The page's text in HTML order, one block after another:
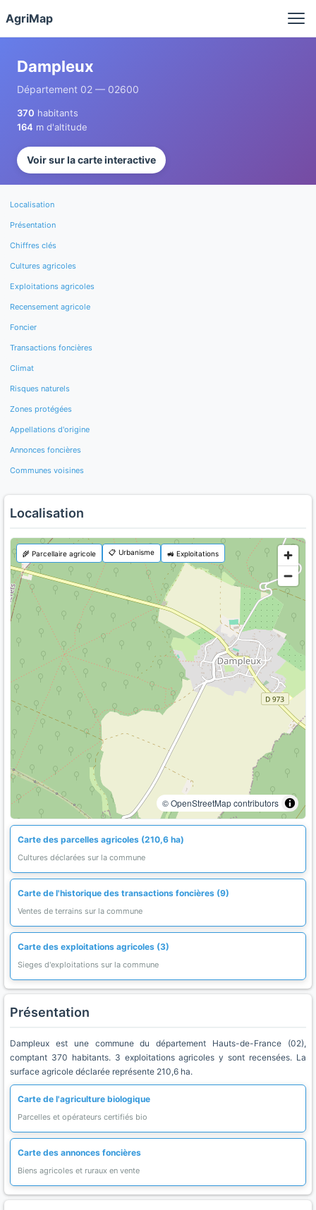
AgriMap
Dampleux
Département 02 — 02600
370 habitants
164 m d'altitude
Voir sur la carte interactive
Localisation
Présentation
Chiffres clés
Cultures agricoles
Exploitations agricoles
Recensement agricole
Foncier
Transactions foncières
Climat
Risques naturels
Zones protégées
Appellations d'origine
Annonces foncières
Communes voisines
Localisation
© OpenStreetMap contributors
🌾 Parcellaire agricole 📋 Urbanisme 🚜 Exploitations
Carte des parcelles agricoles (210,6 ha)
Cultures déclarées sur la commune
Carte de l'historique des transactions foncières (9)
Ventes de terrains sur la commune
Carte des exploitations agricoles (3)
Sieges d'exploitations sur la commune
Présentation
Dampleux est une commune du département Hauts-de-France (02),
comptant 370 habitants. 3 exploitations agricoles y sont recensées. La
surface agricole déclarée représente 210,6 ha.
Carte de l'agriculture biologique
Parcelles et opérateurs certifiés bio
Carte des annonces foncières
Biens agricoles et ruraux en vente